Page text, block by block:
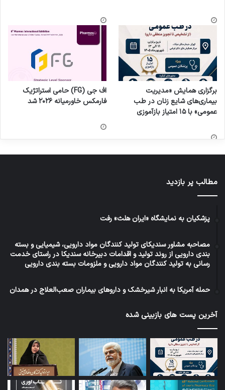
برگزاری همایش «مدیریت
بیماری‌های شایع زنان در طب
عمومی» با ۱۵ امتیاز بازآموزی
اف جی (FG) حامی استراتژیک
فارمکس خاورمیانه ۲۰۲۶ شد
مطالب پر بازدید
پزشکیان به نمایشگاه «ایران هلث» رفت
مصاحبه مشاور سندیکای تولید کنندگان مواد دارویی، شیمیایی و بسته
بندی دارویی از روند تولید و اقدامات دبیرخانه سندیکا در راستای خدمت
رسانی به تولید کنندگان مواد دارویی و ملزومات بسته بندی دارویی
حمله آمریکا به انبار شیرخشک و داروهای بیماران صعب‌العلاج در همدان
آخرین پست های بازبینی شده